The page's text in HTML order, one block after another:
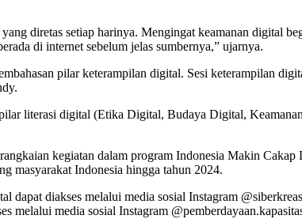
diretas setiap harinya. Mengingat keamanan digital
di internet sebelum jelas sumbernya,” ujarnya.
pilar keterampilan digital. Sesi keterampilan
literasi digital (Etika Digital, Budaya Digital,
kegiatan dalam program Indonesia Makin
masyarakat Indonesia hingga tahun 2024.
dapat diakses melalui media sosial Instagram
melalui media sosial Instagram